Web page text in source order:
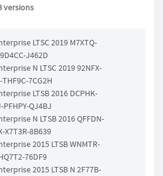
versions
LTSC 2019 M7XTQ-
J462D
N LTSC 2019 92NFX-
7CG2H
LTSB 2016 DCPHK-
PFHPY-QJ4BJ
N LTSB 2016 QFFDN-
X7T3R-8B639
2015 LTSB WNMTR-
76DF9
2015 LTSB N 2F77B-